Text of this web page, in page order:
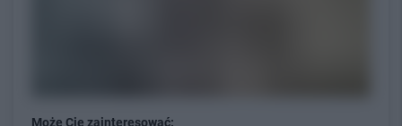
Może Cię zainteresować: